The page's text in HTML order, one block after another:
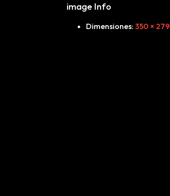
image Info
Dimensiones: 350 × 279